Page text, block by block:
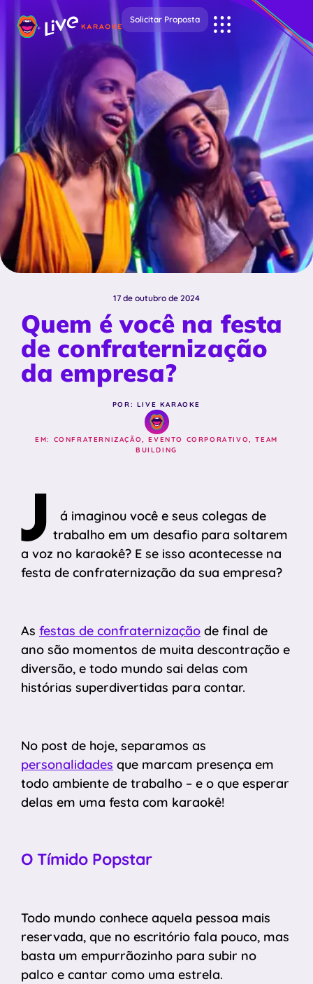
Solicitar Proposta
17 de outubro de 2024
Quem é você na festa
de confraternização
da empresa?
POR: LIVE KARAOKE
EM: CONFRATERNIZAÇÃO,EVENTO CORPORATIVO,TEAM
BUILDING
J
á imaginou você e seus colegas de
trabalho em um desafio para soltarem
a voz no karaokê? E se isso acontecesse na
festa de confraternização da sua empresa?
As festas de confraternização de final de
ano são momentos de muita descontração e
diversão, e todo mundo sai delas com
histórias superdivertidas para contar.
No post de hoje, separamos as
personalidades que marcam presença em
todo ambiente de trabalho – e o que esperar
delas em uma festa com karaokê!
O Tímido Popstar
Todo mundo conhece aquela pessoa mais
reservada, que no escritório fala pouco, mas
basta um empurrãozinho para subir no
palco e cantar como uma estrela.